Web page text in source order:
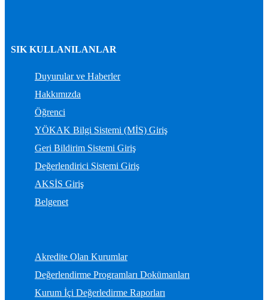
SIK KULLANILANLAR
Duyurular ve Haberler
Hakkımızda
Öğrenci
YÖKAK Bilgi Sistemi (MİS) Giriş
Geri Bildirim Sistemi Giriş
Değerlendirici Sistemi Giriş
AKSİS Giriş
Belgenet
Akredite Olan Kurumlar
Değerlendirme Programları Dokümanları
Kurum İçi Değerledirme Raporları